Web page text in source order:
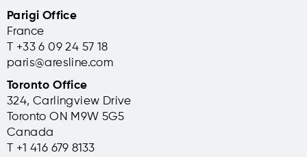
Parigi Office
France
T +33 6 09 24 57 18
paris@aresline.com
Toronto Office
324, Carlingview Drive
Toronto ON M9W 5G5
Canada
T +1 416 679 8133